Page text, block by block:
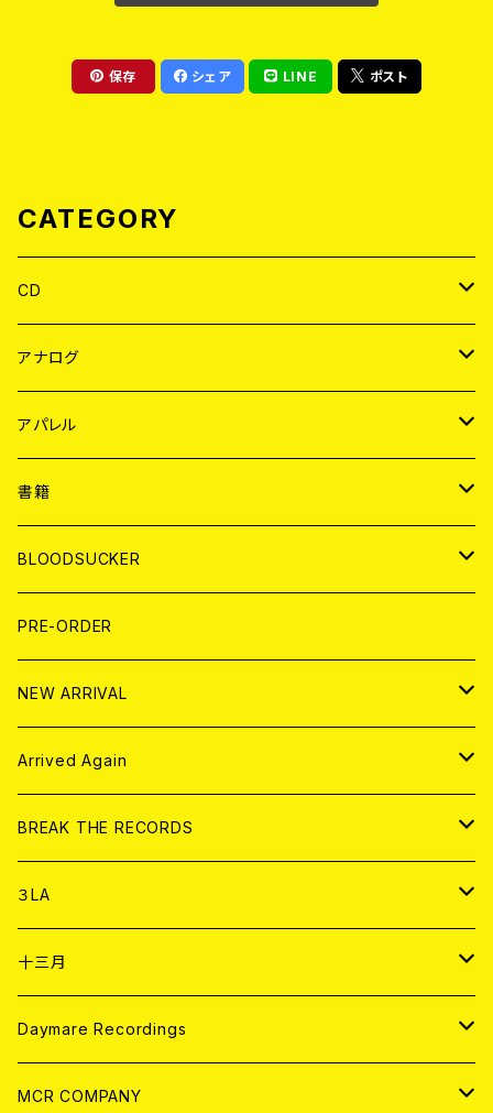
保存 シェア LINE ポスト
CATEGORY
CD
JAPAN
WORLD
アナログ
JAPAN
７EP
LP
WORLD
7EP
LP
アパレル
JAPAN
T-shirt
HOOD
WORLD
T-shirt
HOOD
書籍
MAGAZINE
BOLLOCKS
EL ZINE
写真集 (PHOTOBOOK)
BLOODSUCKER
CD
アナログ
アパレル
書籍
DIGITAL CONTENTS
PRE-ORDER
NEW ARRIVAL
CD
アナログ
Arrived Again
CD
アナログ
BREAK THE RECORDS
CD
ANALOG
アパレル
３LA
CD
ANALOG
十三月
CD
ANALOG
Daymare Recordings
CD
MCR COMPANY